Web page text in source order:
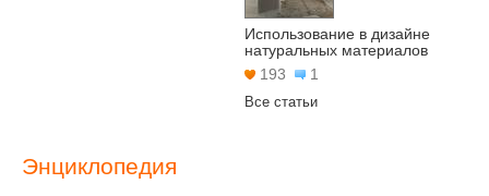
Использование в дизайне
натуральных материалов
193
1
Все статьи
Энциклопедия